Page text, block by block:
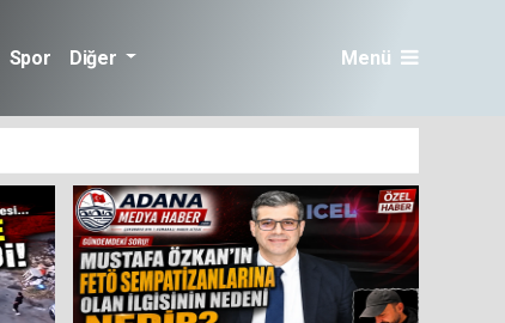
Spor Diğer Menü